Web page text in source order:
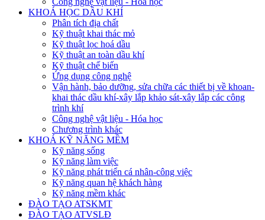
KHOÁ HỌC DẦU KHÍ
Phân tích địa chất
Kỹ thuật khai thác mỏ
Kỹ thuật lọc hoá dầu
Kỹ thuật an toàn dầu khí
Kỹ thuật chế biến
Ứng dụng công nghệ
Vận hành, bảo dưỡng, sửa chữa các thiết bị về khoan-
khai thác dầu khí-xây lắp khảo sát-xây lắp các công
trình khí
Công nghệ vật liệu - Hóa học
Chương trình khác
KHOÁ KỸ NĂNG MỀM
Kỹ năng sống
Kỹ năng làm việc
Kỹ năng phát triển cá nhân-công việc
Kỹ năng quan hệ khách hàng
Kỹ năng mềm khác
ĐÀO TẠO ATSKMT
ĐÀO TẠO ATVSLĐ